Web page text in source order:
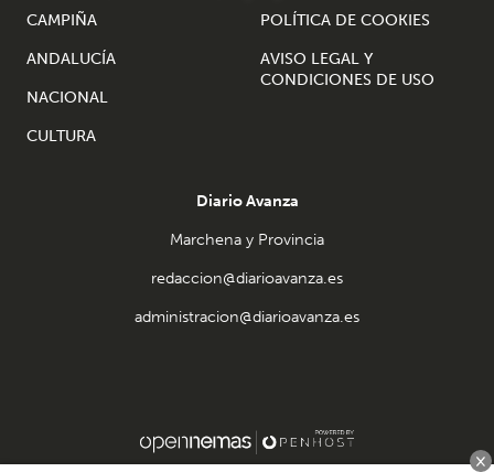
CAMPIÑA
ANDALUCÍA
NACIONAL
CULTURA
POLÍTICA DE COOKIES
AVISO LEGAL Y
CONDICIONES DE USO
Diario Avanza
Marchena y Provincia
redaccion@diarioavanza.es
administracion@diarioavanza.es
×